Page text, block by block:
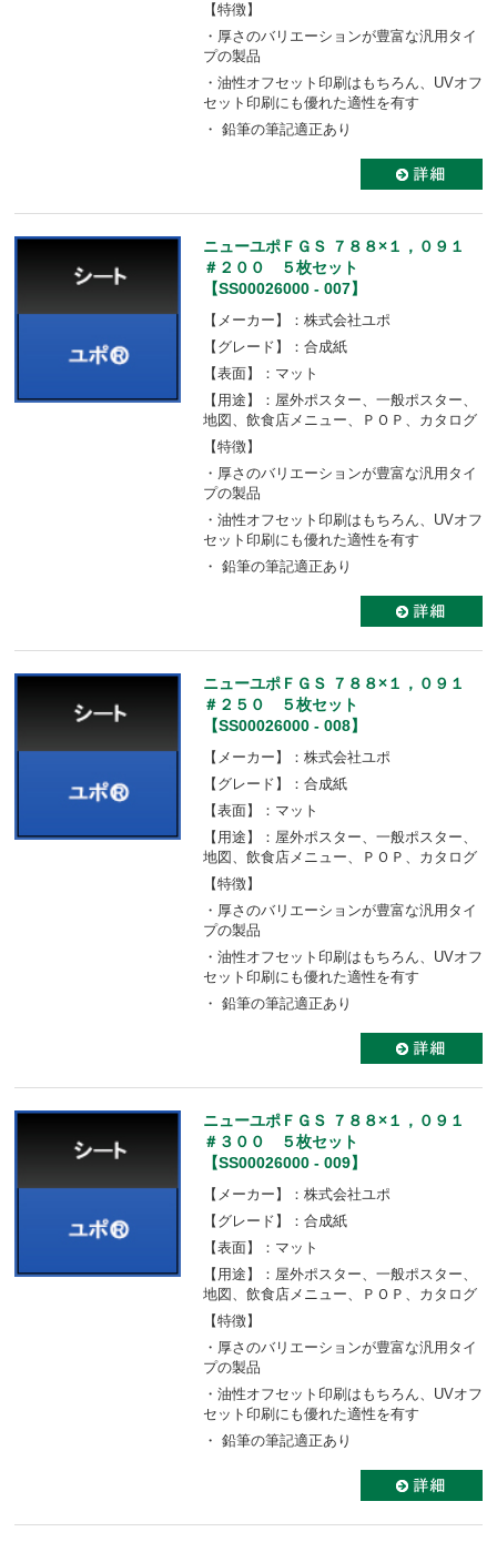
【特徴】
・厚さのバリエーションが豊富な汎用タイ
プの製品
・油性オフセット印刷はもちろん、UVオフ
セット印刷にも優れた適性を有す
・ 鉛筆の筆記適正あり
ニューユポＦＧＳ ７８８×１，０９１
＃２００ ５枚セット
【SS00026000 - 007】
【メーカー】：株式会社ユポ
【グレード】：合成紙
【表面】：マット
【用途】：屋外ポスター、一般ポスター、
地図、飲食店メニュー、ＰＯＰ、カタログ
【特徴】
・厚さのバリエーションが豊富な汎用タイ
プの製品
・油性オフセット印刷はもちろん、UVオフ
セット印刷にも優れた適性を有す
・ 鉛筆の筆記適正あり
ニューユポＦＧＳ ７８８×１，０９１
＃２５０ ５枚セット
【SS00026000 - 008】
【メーカー】：株式会社ユポ
【グレード】：合成紙
【表面】：マット
【用途】：屋外ポスター、一般ポスター、
地図、飲食店メニュー、ＰＯＰ、カタログ
【特徴】
・厚さのバリエーションが豊富な汎用タイ
プの製品
・油性オフセット印刷はもちろん、UVオフ
セット印刷にも優れた適性を有す
・ 鉛筆の筆記適正あり
ニューユポＦＧＳ ７８８×１，０９１
＃３００ ５枚セット
【SS00026000 - 009】
【メーカー】：株式会社ユポ
【グレード】：合成紙
【表面】：マット
【用途】：屋外ポスター、一般ポスター、
地図、飲食店メニュー、ＰＯＰ、カタログ
【特徴】
・厚さのバリエーションが豊富な汎用タイ
プの製品
・油性オフセット印刷はもちろん、UVオフ
セット印刷にも優れた適性を有す
・ 鉛筆の筆記適正あり